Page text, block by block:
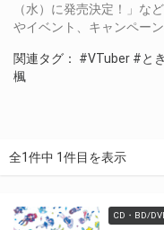
（水）に発売決定！」な
やイベント、キャンペー
関連タグ： #VTuber #と
楓
全1件中 1件目を表示
CD・BD/